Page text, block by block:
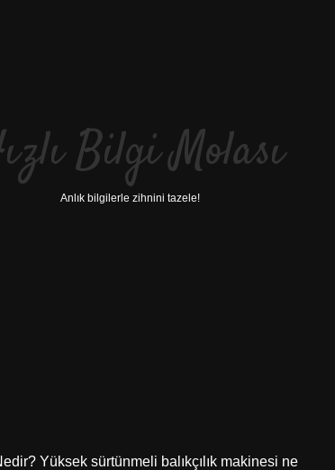
Bilgi Molası
Anlık bilgilerle zihnini tazele!
Yüksek sürtünmeli balıkçılık makinesi ne